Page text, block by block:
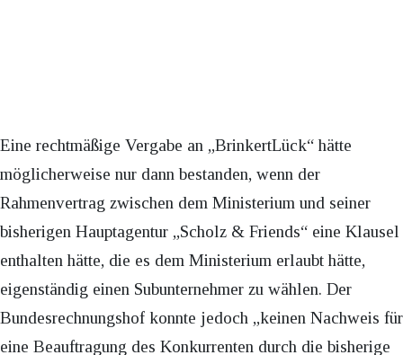
Eine rechtmäßige Vergabe an „BrinkertLück“ hätte
möglicherweise nur dann bestanden, wenn der
Rahmenvertrag zwischen dem Ministerium und seiner
bisherigen Hauptagentur „Scholz & Friends“ eine Klausel
enthalten hätte, die es dem Ministerium erlaubt hätte,
eigenständig einen Subunternehmer zu wählen. Der
Bundesrechnungshof konnte jedoch „keinen Nachweis für
eine Beauftragung des Konkurrenten durch die bisherige